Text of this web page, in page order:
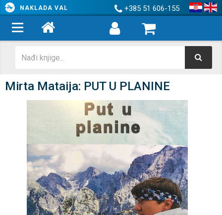
NAKLADA VAL +385 51 606-155
Mirta Mataija: PUT U PLANINE